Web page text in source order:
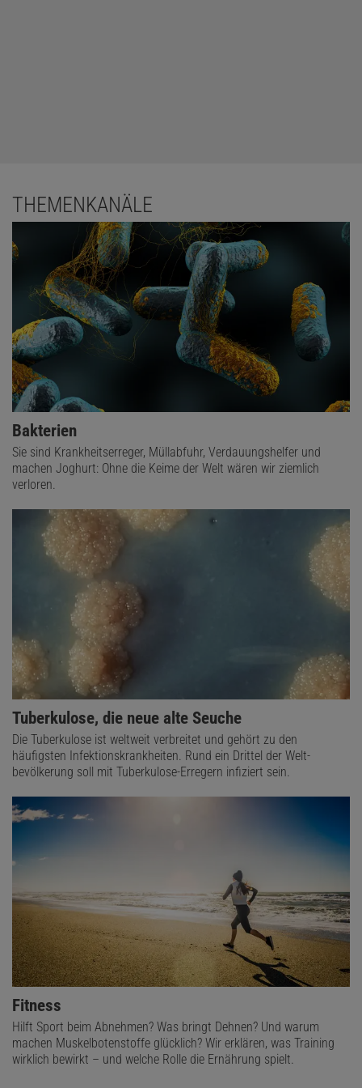
THEMENKANÄLE
Bakterien
Sie sind Krankheitserreger, Müllabfuhr, Verdauungshelfer und
machen Joghurt: Ohne die Keime der Welt wären wir ziemlich
verloren.
Tuberkulose, die neue alte Seuche
Die Tuberkulose ist weltweit verbreitet und gehört zu den
häufigsten Infektions­krankheiten. Rund ein Drittel der Welt­
bevölkerung soll mit Tuberkulose-Erregern infiziert sein.
Fitness
Hilft Sport beim Abnehmen? Was bringt Dehnen? Und warum
machen Muskelbotenstoffe glücklich? Wir erklären, was Training
wirklich bewirkt – und welche Rolle die Ernährung spielt.